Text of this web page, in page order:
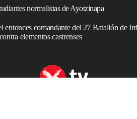
normalistas de Ayotzinapa
comandante del 27 Batallón de
elementos castrenses